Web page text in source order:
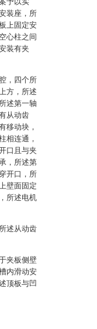
装座，所
上固定安
心柱之间
装有夹
，四个所
方，所述
述第一轴
从动齿
移动块，
相连通，
口且与夹
，所述第
开口，所
壁面固定
所述电机
述从动齿
夹板侧壁
内滑动安
顶板与凹